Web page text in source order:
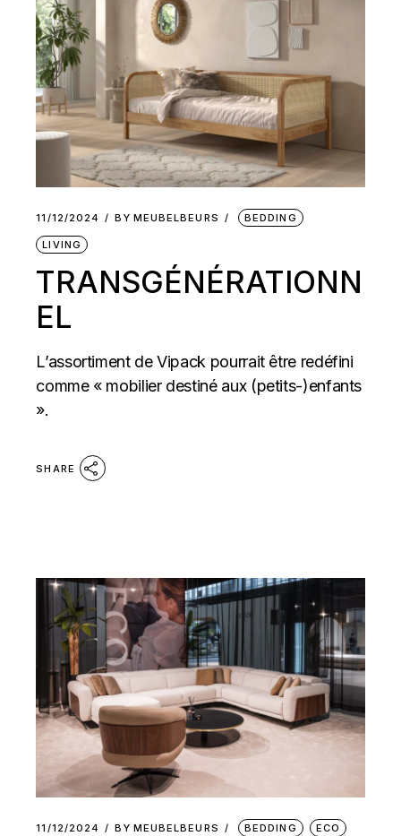
11/12/2024 BY MEUBELBEURS BEDDING
LIVING
TRANSGÉNÉRATIONN
EL
L’assortiment de Vipack pourrait être redéfini
comme « mobilier destiné aux (petits-)enfants
».
SHARE
11/12/2024 BY MEUBELBEURS BEDDING ECO